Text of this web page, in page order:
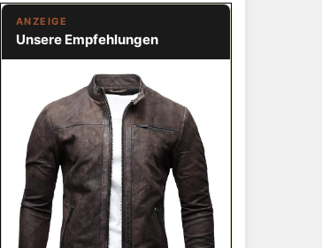
ANZEIGE
Unsere Empfehlungen